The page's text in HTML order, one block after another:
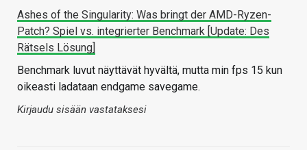
Ashes of the Singularity: Was bringt der AMD-Ryzen-
Patch? Spiel vs. integrierter Benchmark [Update: Des
Rätsels Lösung]
Benchmark luvut näyttävät hyvältä, mutta min fps 15 kun
oikeasti ladataan endgame savegame.
Kirjaudu sisään vastataksesi